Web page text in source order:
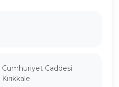
Cumhuriyet Caddesi